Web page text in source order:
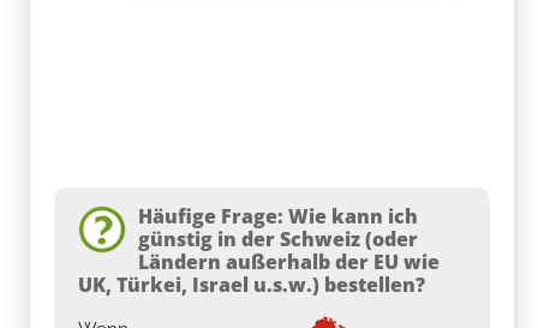
Häufige Frage: Wie kann ich
günstig in der Schweiz (oder
Ländern außerhalb der EU wie
UK, Türkei, Israel u.s.w.) bestellen?